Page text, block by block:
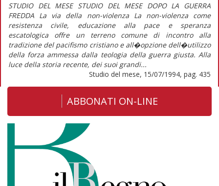
STUDIO DEL MESE STUDIO DEL MESE DOPO LA GUERRA
FREDDA La via della non-violenza La non-violenza come
resistenza civile, educazione alla pace e speranza
escatologica offre un terreno comune di incontro alla
tradizione del pacifismo cristiano e all�opzione dell�utilizzo
della forza ammessa dalla teologia della guerra giusta. Alla
luce della storia recente, dei suoi grandi...
Studio del mese, 15/07/1994, pag. 435
ABBONATI ON-LINE